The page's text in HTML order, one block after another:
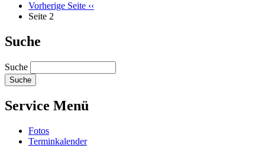
Vorherige Seite ‹‹
Seite 2
Suche
Suche
Service Menü
Fotos
Terminkalender